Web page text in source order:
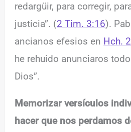
redargüir, para corregir,
justicia”. (2 Tim. 3:16).
ancianos efesios en Hch.
he rehuido anunciaros
Dios”.
Memorizar versículos
hacer que nos perdamos